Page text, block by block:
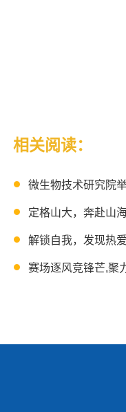
相关阅读：
微生物技术研究院
定格山大，奔赴山
解锁自我，发现热